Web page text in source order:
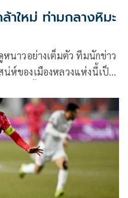
าใหม่ ท่ามกลางหิมะ
หนาวอย่างเต็มตัว ทีมนักข่าว
น่ห์ของเมืองหลวงแห่งนี้เป็น